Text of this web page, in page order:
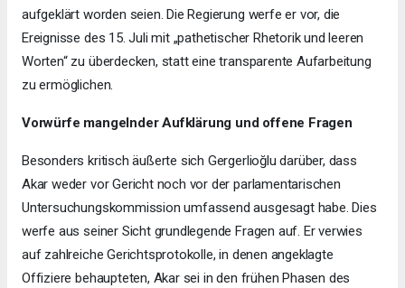
aufgeklärt worden seien. Die Regierung werfe er vor, die
Ereignisse des 15. Juli mit „pathetischer Rhetorik und leeren
Worten“ zu überdecken, statt eine transparente Aufarbeitung
zu ermöglichen.
Vorwürfe mangelnder Aufklärung und offene Fragen
Besonders kritisch äußerte sich Gergerlioğlu darüber, dass
Akar weder vor Gericht noch vor der parlamentarischen
Untersuchungskommission umfassend ausgesagt habe. Dies
werfe aus seiner Sicht grundlegende Fragen auf. Er verwies
auf zahlreiche Gerichtsprotokolle, in denen angeklagte
Offiziere behaupteten, Akar sei in den frühen Phasen des